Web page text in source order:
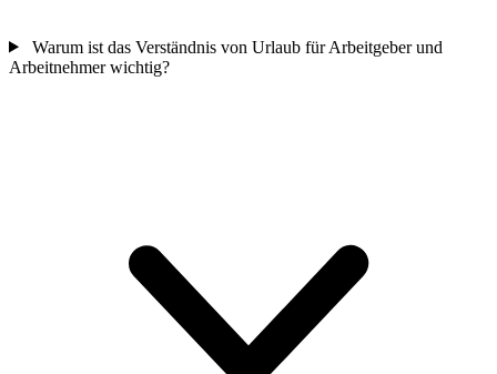
Warum ist das Verständnis von Urlaub für Arbeitgeber und
Arbeitnehmer wichtig?